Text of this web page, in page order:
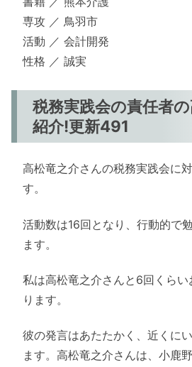
専攻 ／ 鳥羽市
活動 ／ 会計開発
性格 ／ 誠実
税務実践会の責任者
紹介!更新491
高松竜之介さんの税務実践会に
す。
活動数は16回となり、行動的で
ます。
私は高松竜之介さんと6回くら
ります。
彼の発言はあたたかく、近くに
ます。高松竜之介さんは、小鹿